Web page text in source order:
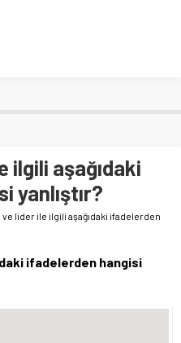
ilgili aşağıdaki
yanlıştır?
lider ile ilgili aşağıdaki ifadelerden
ifadelerden hangisi